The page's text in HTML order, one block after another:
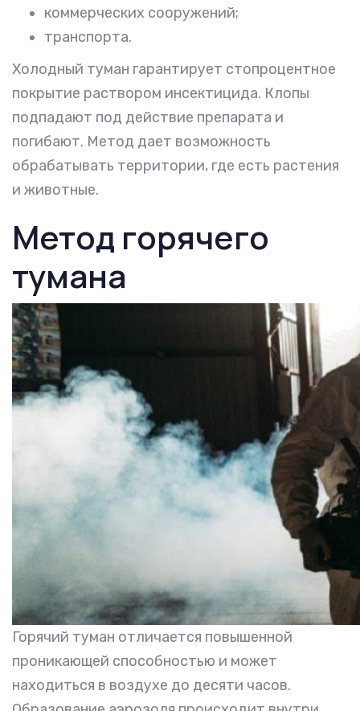
коммерческих сооружений;
транспорта.
Холодный туман гарантирует стопроцентное
покрытие раствором инсектицида. Клопы
подпадают под действие препарата и
погибают. Метод дает возможность
обрабатывать территории, где есть растения
и животные.
Метод горячего
тумана
Горячий туман отличается повышенной
проникающей способностью и может
находиться в воздухе до десяти часов.